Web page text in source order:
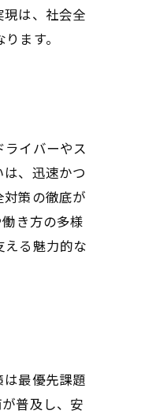
は、社会全
ます。
イバーやス
、迅速かつ
策の徹底が
き方の多様
る魅力的な
最優先課題
普及し、安